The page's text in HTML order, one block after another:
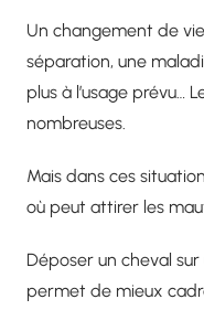
Un changement de
séparation, une
plus à l’usage prévu…
nombreuses.
Mais dans ces
où peut attirer les
Déposer un cheval
permet de mieux